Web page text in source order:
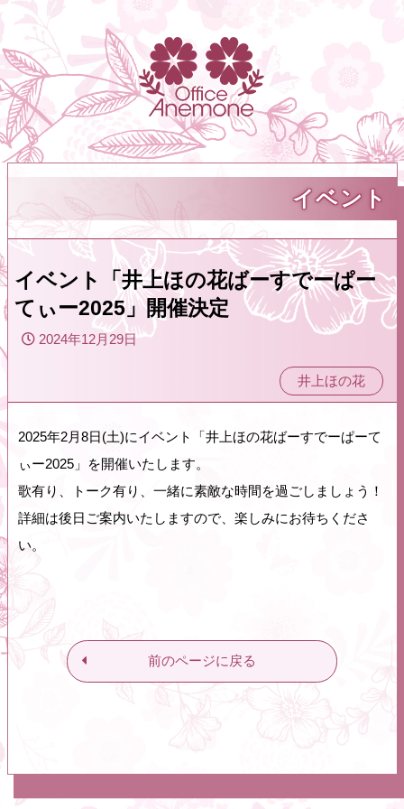
イベント
イベント「井上ほの花ばーすでーぱー
てぃー2025」開催決定
2024年12月29日
井上ほの花
2025年2月8日(土)にイベント「井上ほの花ばーすでーぱーて
ぃー2025」を開催いたします。
歌有り、トーク有り、一緒に素敵な時間を過ごしましょう！
詳細は後日ご案内いたしますので、楽しみにお待ちくださ
い。
前のページに戻る